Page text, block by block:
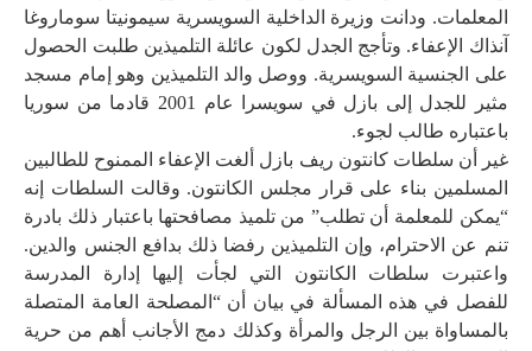
المعلمات. ودانت وزيرة الداخلية السويسرية سيمونيتا سوماروغا
آنذاك الإعفاء. وتأجج الجدل لكون عائلة التلميذين طلبت الحصول
على الجنسية السويسرية. ووصل والد التلميذين وهو إمام مسجد
مثير للجدل إلى بازل في سويسرا عام 2001 قادما من سوريا
باعتباره طالب لجوء.
غير أن سلطات كانتون ريف بازل ألغت الإعفاء الممنوح للطالبين
المسلمين بناء على قرار مجلس الكانتون. وقالت السلطات إنه
“يمكن للمعلمة أن تطلب” من تلميذ مصافحتها باعتبار ذلك بادرة
تنم عن الاحترام، وإن التلميذين رفضا ذلك بدافع الجنس والدين.
واعتبرت سلطات الكانتون التي لجأت إليها إدارة المدرسة
للفصل في هذه المسألة في بيان أن “المصلحة العامة المتصلة
بالمساواة بين الرجل والمرأة وكذلك دمج الأجانب أهم من حرية